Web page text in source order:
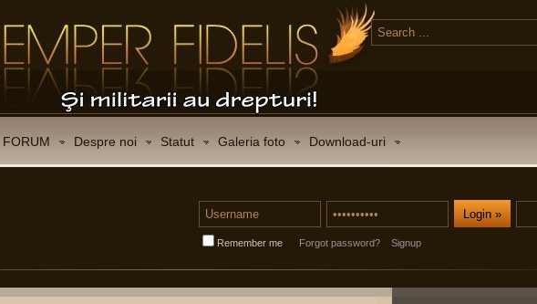
FORUM Despre noi Statut Galeria foto Download-uri
Remember me Forgot password? Signup